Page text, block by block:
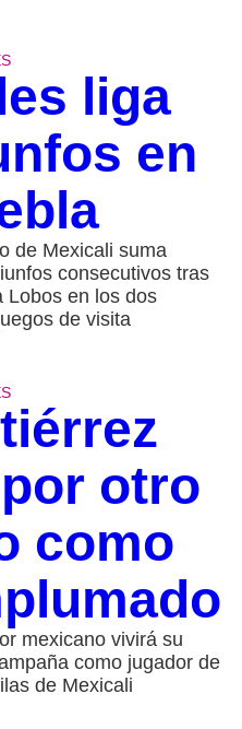
liga
en
de Mexicali suma
consecutivos tras
Lobos en los dos
de visita
otro
como
mexicano vivirá su
como jugador de
de Mexicali